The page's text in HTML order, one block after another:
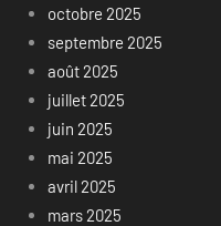
octobre 2025
septembre 2025
août 2025
juillet 2025
juin 2025
mai 2025
avril 2025
mars 2025